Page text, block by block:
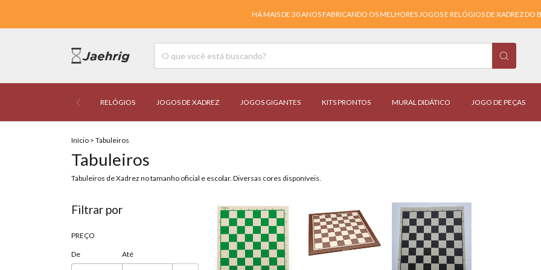
HÁ MAIS DE 30 ANOS FABRICANDO OS MELHORES JOGOS E RELÓGIOS DE XADREZ DO
RELÓGIOS JOGOS DE XADREZ JOGOS GIGANTES KITS PRONTOS MURAL DIDÁTICO JOGO DE PEÇAS
Início > Tabuleiros
Tabuleiros
Tabuleiros de Xadrez no tamanho oficial e escolar. Diversas cores disponíveis.
Filtrar por
PREÇO
De Até